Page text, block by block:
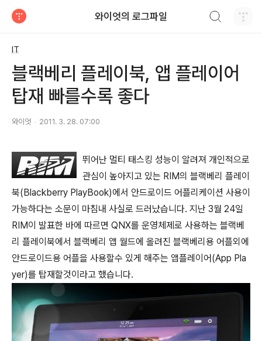
와이엇의 로그파일
IT
블랙베리 플레이북, 앱 플레이어
탑재 빠를수록 좋다
와이엇 2011. 3. 28. 07:00
뛰어난 멀티 태스킹 성능이 알려져 개인적으로
관심이 높아지고 있는 RIM의 블랙베리 플레이
북(Blackberry PlayBook)에서 안드로이드 어플리케이션 사용이
가능하다는 소문이 마침내 사실로 드러났습니다. 지난 3월 24일
RIM이 발표한 바에 따르면 QNX를 운영체제로 사용하는 블랙베
리 플레이북에서 블랙베리 앱 월드에 올려진 블랙베리용 어플외에
안드로이드용 어플을 사용할수 있게 해주는 앱플레이어(App Pla
yer)를 탑재할것이라고 했습니다.